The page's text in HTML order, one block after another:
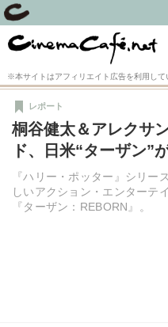
※本サイトはアフィリエイト広告を利用して
桐谷健太＆アレクサ
ド、日米“ターザン”
『ハリー・ポッター』シリー
しいアクション・エンターテ
『ターザン：REBORN』。
レポート